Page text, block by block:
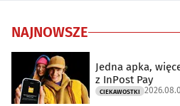
NAJNOWSZE
Jedna apka,
z InPost Pay
CIEKAWOSTKI